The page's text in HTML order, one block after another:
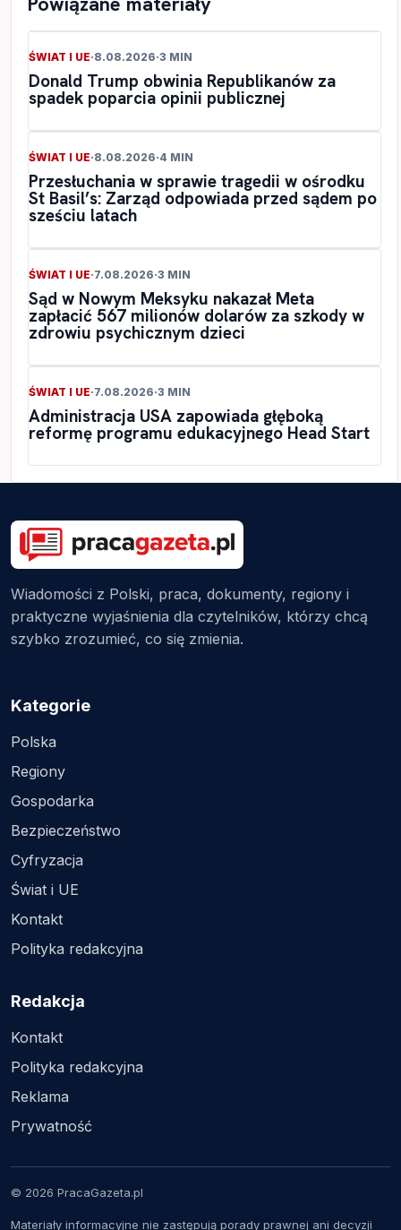
ŚWIAT I UE·8.08.2026·3 MIN
Donald Trump obwinia Republikanów za
spadek poparcia opinii publicznej
ŚWIAT I UE·8.08.2026·4 MIN
Przesłuchania w sprawie tragedii w ośrodku
St Basil’s: Zarząd odpowiada przed sądem po
sześciu latach
ŚWIAT I UE·7.08.2026·3 MIN
Sąd w Nowym Meksyku nakazał Meta
zapłacić 567 milionów dolarów za szkody w
zdrowiu psychicznym dzieci
ŚWIAT I UE·7.08.2026·3 MIN
Administracja USA zapowiada głęboką
reformę programu edukacyjnego Head Start
Wiadomości z Polski, praca, dokumenty, regiony i
praktyczne wyjaśnienia dla czytelników, którzy chcą
szybko zrozumieć, co się zmienia.
Kategorie
Polska
Regiony
Gospodarka
Bezpieczeństwo
Cyfryzacja
Świat i UE
Kontakt
Polityka redakcyjna
Redakcja
Kontakt
Polityka redakcyjna
Reklama
Prywatność
© 2026 PracaGazeta.pl
Materiały informacyjne nie zastępują porady prawnej ani decyzji